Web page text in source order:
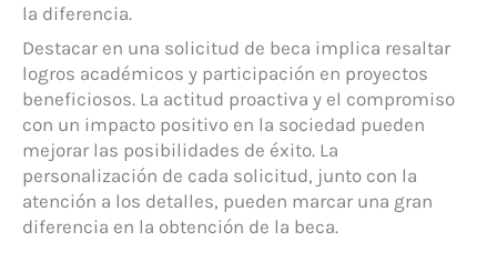
la diferencia.
Destacar en una solicitud de beca implica resaltar
logros académicos y participación en proyectos
beneficiosos. La actitud proactiva y el compromiso
con un impacto positivo en la sociedad pueden
mejorar las posibilidades de éxito. La
personalización de cada solicitud, junto con la
atención a los detalles, pueden marcar una gran
diferencia en la obtención de la beca.